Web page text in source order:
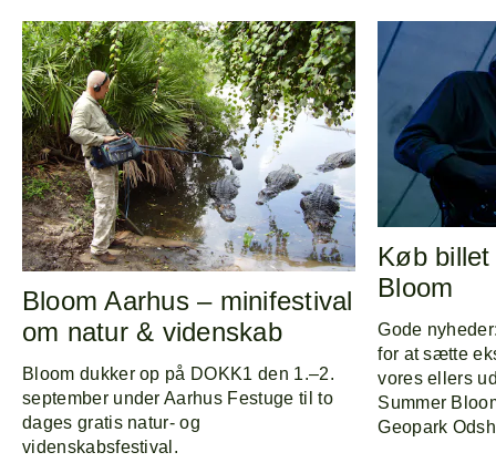
Bloom Aarhus – minifestival
om natur & videnskab
Bloom dukker op på DOKK1 den 1.–2.
september under Aarhus Festuge til to
dages gratis natur- og
videnskabsfestival.
Køb
Bloom
Gode
for at sætte
vores ellers
Summer
Geopark